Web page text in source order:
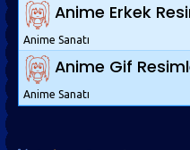
Anime Erkek
Anime Sanatı
Anime Gif
Anime Sanatı